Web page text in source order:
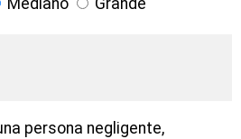
persona negligente,